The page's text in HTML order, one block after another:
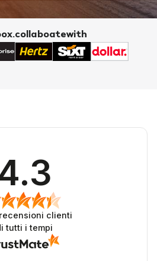
clienti
tutti i tempi